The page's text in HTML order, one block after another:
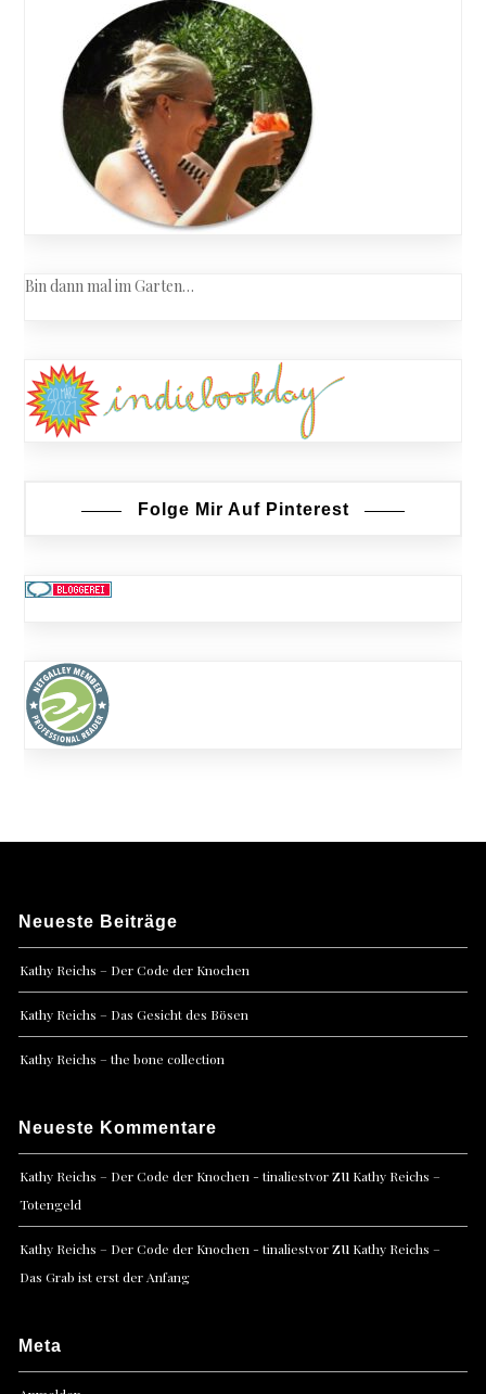
Bin dann mal im Garten…
Folge Mir Auf Pinterest
Neueste Beiträge
Kathy Reichs – Der Code der Knochen
Kathy Reichs – Das Gesicht des Bösen
Kathy Reichs – the bone collection
Neueste Kommentare
Kathy Reichs – Der Code der Knochen - tinaliestvorzu Kathy Reichs –
Totengeld
Kathy Reichs – Der Code der Knochen - tinaliestvorzu Kathy Reichs –
Das Grab ist erst der Anfang
Meta